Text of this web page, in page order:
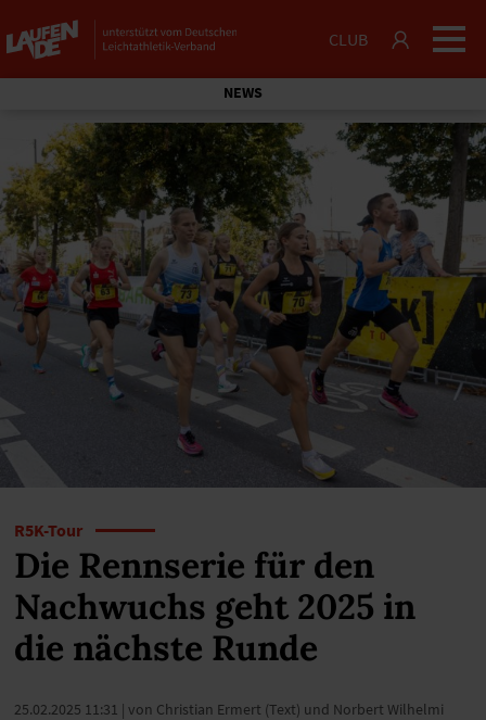
CLUB
NEWS
R5K-Tour
Die Rennserie für den
Nachwuchs geht 2025 in
die nächste Runde
25.02.2025 11:31 | von Christian Ermert (Text) und Norbert Wilhelmi